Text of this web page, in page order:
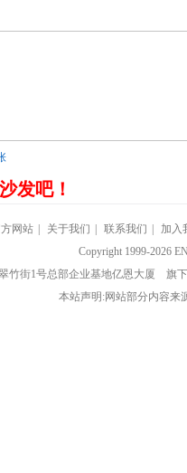
发吧！
网站 关于我们 联系我们
加入
Copyright 1999-2026
竹街1号总部企业基地亿恩大厦 旗
本站声明:网站部分内容来